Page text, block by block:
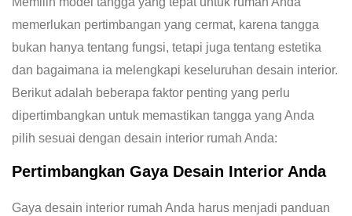
memerlukan pertimbangan yang cermat, karena tangga
bukan hanya tentang fungsi, tetapi juga tentang estetika
dan bagaimana ia melengkapi keseluruhan desain interior.
Berikut adalah beberapa faktor penting yang perlu
dipertimbangkan untuk memastikan tangga yang Anda
pilih sesuai dengan desain interior rumah Anda:
Pertimbangkan Gaya Desain Interior Anda
Gaya desain interior rumah Anda harus menjadi panduan